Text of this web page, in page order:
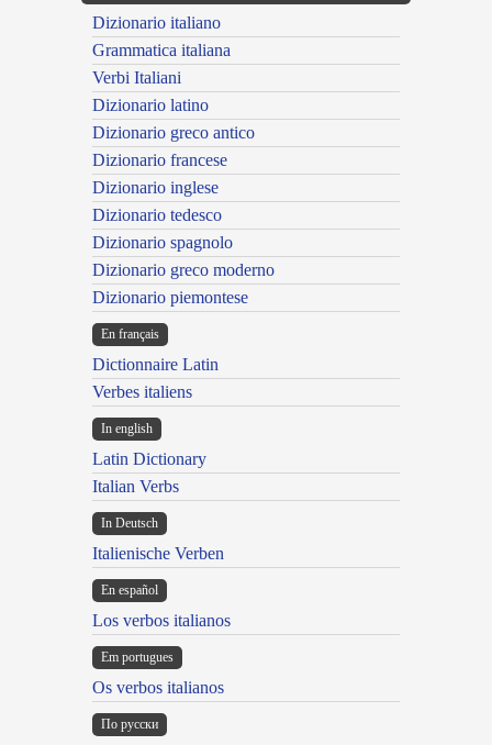
Dizionario italiano
Grammatica italiana
Verbi Italiani
Dizionario latino
Dizionario greco antico
Dizionario francese
Dizionario inglese
Dizionario tedesco
Dizionario spagnolo
Dizionario greco moderno
Dizionario piemontese
En français
Dictionnaire Latin
Verbes italiens
In english
Latin Dictionary
Italian Verbs
In Deutsch
Italienische Verben
En español
Los verbos italianos
Em portugues
Os verbos italianos
По русски